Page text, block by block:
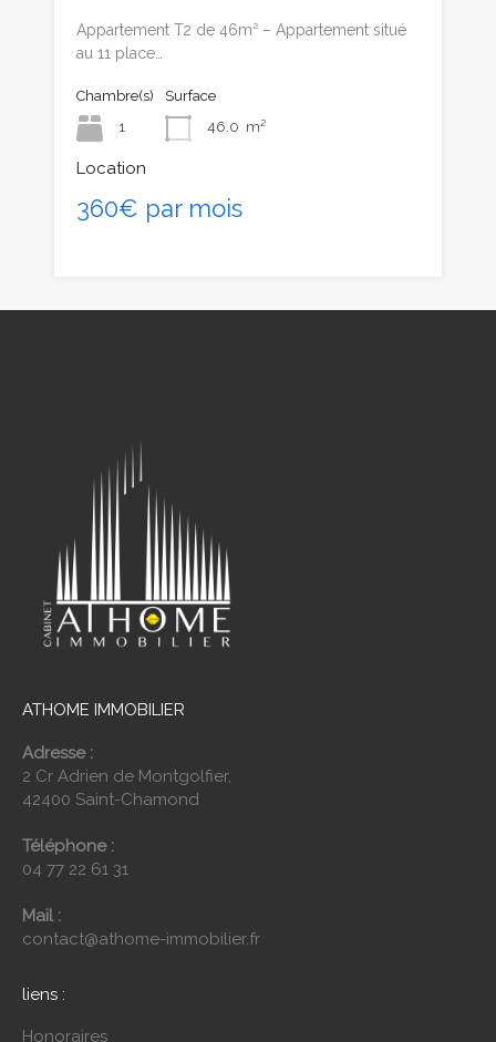
Appartement T2 de 46m² – Appartement situé
au 11 place…
Chambre(s)
1
Surface
46.0 m²
Location
360€ par mois
ATHOME IMMOBILIER
Adresse :
2 Cr Adrien de Montgolfier,
42400 Saint-Chamond
Téléphone :
04 77 22 61 31
Mail :
contact@athome-immobilier.fr
liens :
Honoraires